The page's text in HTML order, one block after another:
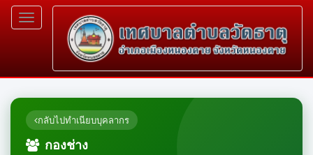
Toggle
navigation
กลับไปทำเนียบบุคลากร
กองช่าง